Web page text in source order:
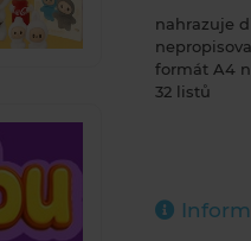
nahrazuje
formát A4
32 listů